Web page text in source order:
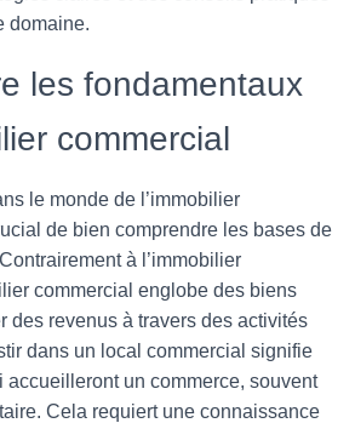
domaine.
les fondamentaux
commercial
le monde de l’immobilier
de bien comprendre les bases de
à l’immobilier
commercial englobe des biens
des revenus à travers des activités
dans un local commercial signifie
accueilleront un commerce, souvent
Cela requiert une connaissance